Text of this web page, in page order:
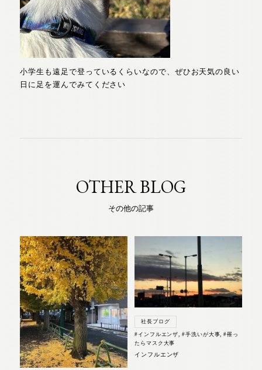
小学生も遠足で登っているくらいなので、ぜひお天気の良い
日に足を運んでみてください
OTHER BLOG
その他の記事
社長ブログ
#インフルエンザ ,#手洗いが大事 ,#罹っ
たらマスク大事
インフルエンザ